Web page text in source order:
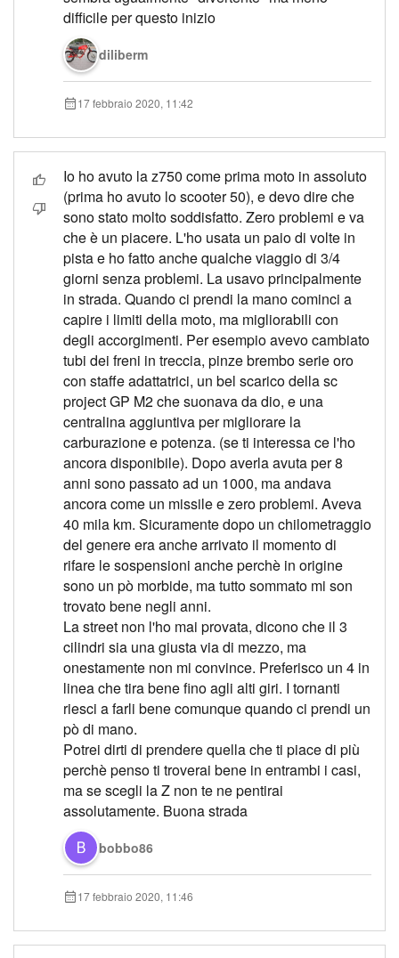
difficile per questo inizio
diliberm
17 febbraio 2020, 11:42
Io ho avuto la z750 come prima moto in assoluto
(prima ho avuto lo scooter 50), e devo dire che
sono stato molto soddisfatto. Zero problemi e va
che è un piacere. L'ho usata un paio di volte in
pista e ho fatto anche qualche viaggio di 3/4
giorni senza problemi. La usavo principalmente
in strada. Quando ci prendi la mano cominci a
capire i limiti della moto, ma migliorabili con
degli accorgimenti. Per esempio avevo cambiato
tubi dei freni in treccia, pinze brembo serie oro
con staffe adattatrici, un bel scarico della sc
project GP M2 che suonava da dio, e una
centralina aggiuntiva per migliorare la
carburazione e potenza. (se ti interessa ce l'ho
ancora disponibile). Dopo averla avuta per 8
anni sono passato ad un 1000, ma andava
ancora come un missile e zero problemi. Aveva
40 mila km. Sicuramente dopo un chilometraggio
del genere era anche arrivato il momento di
rifare le sospensioni anche perchè in origine
sono un pò morbide, ma tutto sommato mi son
trovato bene negli anni.
La street non l'ho mai provata, dicono che il 3
cilindri sia una giusta via di mezzo, ma
onestamente non mi convince. Preferisco un 4 in
linea che tira bene fino agli alti giri. I tornanti
riesci a farli bene comunque quando ci prendi un
pò di mano.
Potrei dirti di prendere quella che ti piace di più
perchè penso ti troverai bene in entrambi i casi,
ma se scegli la Z non te ne pentirai
assolutamente. Buona strada
bobbo86
17 febbraio 2020, 11:46